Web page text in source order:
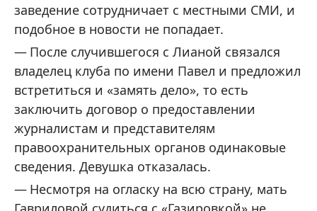
заведение сотрудничает с местными СМИ, и
подобное в новости не попадает.
После случившегося с Лианой связался
владелец клуба по имени Павел и предложил
встретиться и «замять дело», то есть
заключить договор о предоставлении
журналистам и представителям
правоохранительных органов одинаковые
сведения. Девушка отказалась.
Несмотря на огласку на всю страну, мать